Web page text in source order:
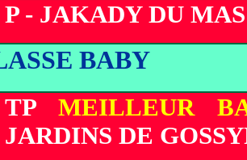
P - JAKADY DU
BABY
TP MEILLEUR
JARDINS DE